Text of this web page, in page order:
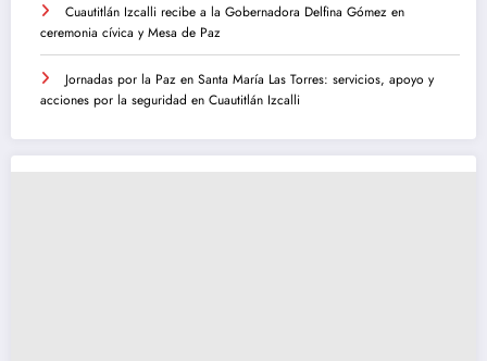
Cuautitlán Izcalli recibe a la Gobernadora Delfina Gómez en
ceremonia cívica y Mesa de Paz
Jornadas por la Paz en Santa María Las Torres: servicios, apoyo y
acciones por la seguridad en Cuautitlán Izcalli